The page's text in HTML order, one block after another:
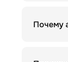
Почему